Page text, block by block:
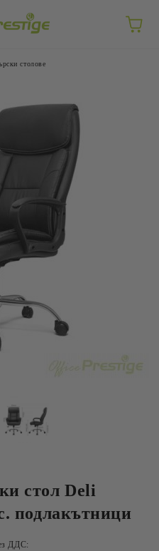
столове
стол Deli
подлакътници
ДДС: